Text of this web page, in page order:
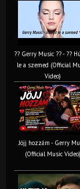
?? Gerry Music ?? - ??
le a szemed (Official
Video)
Jöjj hozzám - Gerry
(Official Music Video)